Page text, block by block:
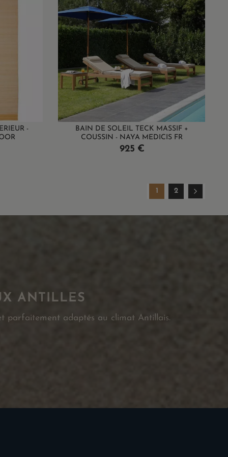
-
BAIN DE SOLEIL TECK MASSIF +
COUSSIN - NAYA MEDICIS FR
Prix
925 €
1 2
ANTILLES
parfaitement adaptés au climat Antillais.